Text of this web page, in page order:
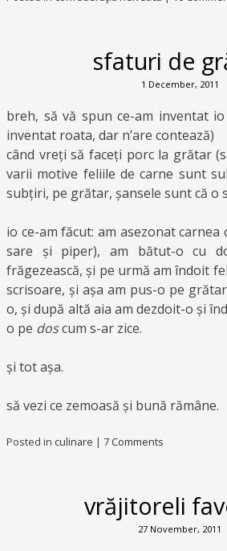
sfaturi de
1 December, 2011
breh, să vă spun ce-am inventat
inventat roata, dar n’are contează)
când vreți să faceți porc la grătar
varii motive feliile de carne sunt
subțiri, pe grătar, șansele sunt că o
io ce-am făcut: am asezonat carnea
sare și piper), am bătut-o cu
frăgezească, și pe urmă am îndoit
scrisoare, și așa am pus-o pe
o, și după altă aia am dezdoit-o și
o pe doscum s-ar zice.
și tot așa.
să vezi ce zemoasă și bună rămâne.
Posted in culinare | 7 Comments
vrăjitoreli
27 November, 2011